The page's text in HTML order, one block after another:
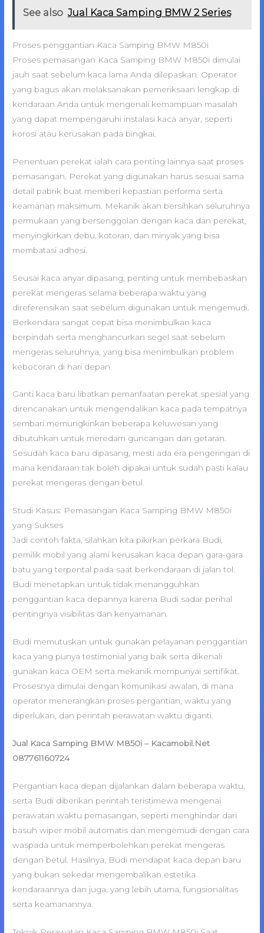
See also Jual Kaca Samping BMW 2 Series
Proses penggantian Kaca Samping BMW M850i
Proses pemasangan Kaca Samping BMW M850i dimulai
jauh saat sebelum kaca lama Anda dilepaskan. Operator
yang bagus akan melaksanakan pemeriksaan lengkap di
kendaraan Anda untuk mengenali kemampuan masalah
yang dapat mempengaruhi instalasi kaca anyar, seperti
korosi atau kerusakan pada bingkai.
Penentuan perekat ialah cara penting lainnya saat proses
pemasangan. Perekat yang digunakan harus sesuai sama
detail pabrik buat memberi kepastian performa serta
keamanan maksimum. Mekanik akan bersihkan seluruhnya
permukaan yang bersenggolan dengan kaca dan perekat,
menyingkirkan debu, kotoran, dan minyak yang bisa
membatasi adhesi.
Seusai kaca anyar dipasang, penting untuk membebaskan
perekat mengeras selama beberapa waktu yang
direferensikan saat sebelum digunakan untuk mengemudi.
Berkendara sangat cepat bisa menimbulkan kaca
berpindah serta menghancurkan segel saat sebelum
mengeras seluruhnya, yang bisa menimbulkan problem
kebocoran di hari depan.
Ganti kaca baru libatkan pemanfaatan perekat spesial yang
direncanakan untuk mengendalikan kaca pada tempatnya
sembari memungkinkan beberapa keluwesan yang
dibutuhkan untuk meredam guncangan dan getaran.
Sesudah kaca baru dipasang, mesti ada era pengeringan di
mana kendaraan tak boleh dipakai untuk sudah pasti kalau
perekat mengeras dengan betul.
Studi Kasus: Pemasangan Kaca Samping BMW M850i
yang Sukses
Jadi contoh fakta, silahkan kita pikirkan perkara Budi,
pemilik mobil yang alami kerusakan kaca depan gara-gara
batu yang terpental pada saat berkendaraan di jalan tol.
Budi menetapkan untuk tidak menangguhkan
penggantian kaca depannya karena Budi sadar perihal
pentingnya visibilitas dan kenyamanan.
Budi memutuskan untuk gunakan pelayanan penggantian
kaca yang punya testimonial yang baik serta dikenali
gunakan kaca OEM serta mekanik mempunyai sertifikat.
Prosesnya dimulai dengan komunikasi awalan, di mana
operator menerangkan proses pergantian, waktu yang
diperlukan, dan perintah perawatan waktu diganti.
Jual Kaca Samping BMW M850i – Kacamobil.Net
087761160724
Pergantian kaca depan dijalankan dalam beberapa waktu,
serta Budi diberikan perintah teristimewa mengenai
perawatan waktu pemasangan, seperti menghindar dari
basuh wiper mobil automatis dan mengemudi dengan cara
waspada untuk memperbolehkan perekat mengeras
dengan betul. Hasilnya, Budi mendapat kaca depan baru
yang bukan sekedar mengembalikan estetika
kendaraannya dan juga, yang lebih utama, fungsionalitas
serta keamanannya.